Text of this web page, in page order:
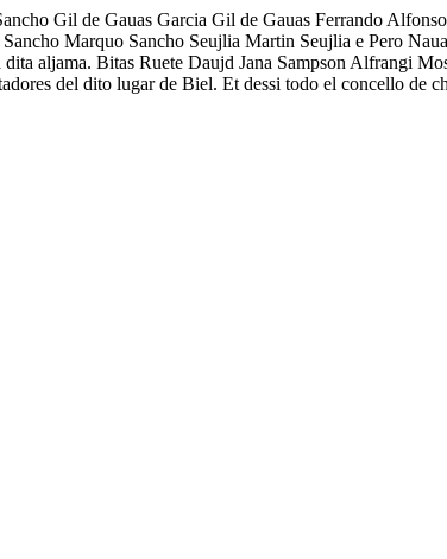
Gil de Gauas Garcia Gil de Gauas Ferrando
Marquo Sancho Seujlia Martin Seujlia e Pero
aljama. Bitas Ruete Daujd Jana Sampson Alfrangi
del dito lugar de Biel. Et dessi todo el concello de